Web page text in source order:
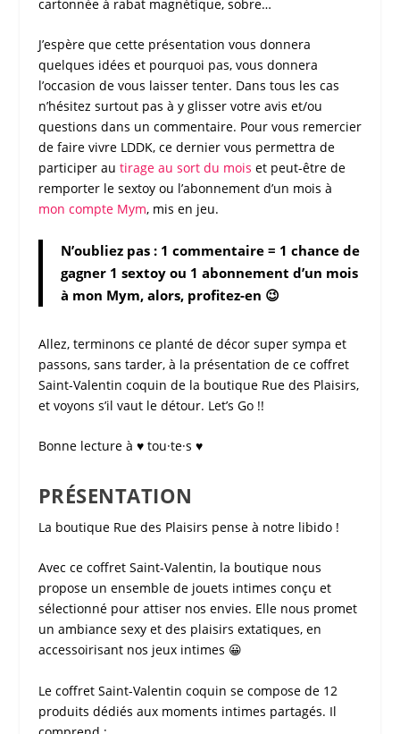
cartonnée à rabat magnétique, sobre…
J’espère que cette présentation vous donnera
quelques idées et pourquoi pas, vous donnera
l’occasion de vous laisser tenter. Dans tous les cas
n’hésitez surtout pas à y glisser votre avis et/ou
questions dans un commentaire. Pour vous remercier
de faire vivre LDDK, ce dernier vous permettra de
participer au tirage au sort du mois et peut-être de
remporter le sextoyou l’abonnement d’un mois à
mon compte Mym, mis en jeu.
N’oubliez pas : 1 commentaire = 1 chance de
gagner 1 sextoy ou 1 abonnement d’un mois
à mon Mym, alors, profitez-en 😉
Allez, terminons ce planté de décor super sympa et
passons, sans tarder, à la présentation de ce coffret
Saint-Valentin coquin de la boutique Rue des Plaisirs,
et voyons s’il vaut le détour. Let’s Go !!
Bonne lecture à ♥ tou·te·s ♥
PRÉSENTATION
La boutique Rue des Plaisirs pense à notre libido !
Avec ce coffret Saint-Valentin, la boutique nous
propose un ensemble de jouets intimes conçu et
sélectionné pour attiser nos envies. Elle nous promet
un ambiance sexy et des plaisirs extatiques, en
accessoirisant nos jeux intimes 😀
Le coffret Saint-Valentin coquin se compose de 12
produits dédiés aux moments intimes partagés. Il